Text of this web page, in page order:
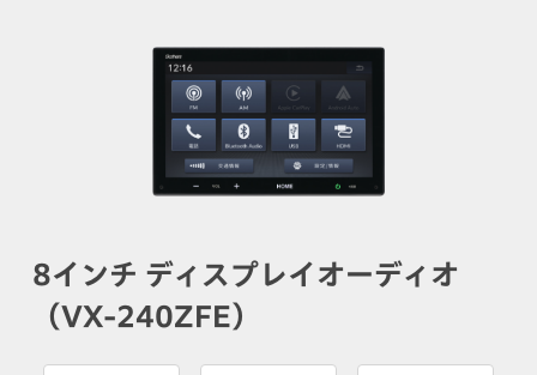
8インチ ディスプレイオーディオ
（VX-240ZFE）